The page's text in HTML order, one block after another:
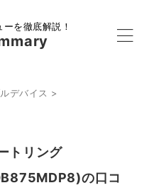
を徹底解説！
デバイス >
トリング
の口コ